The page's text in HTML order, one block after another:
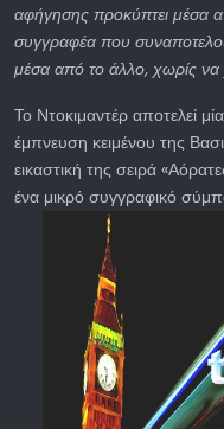
αφήγησης προκύπτει μέσα
συγγραφέα που
μέσα από το άλλο, χωρίς να
Το Ντοκιμαντέρ αποτελεί
έμπνευση κειμένου της
εικαστική της σειρά
ένα μικρό συγγραφικό